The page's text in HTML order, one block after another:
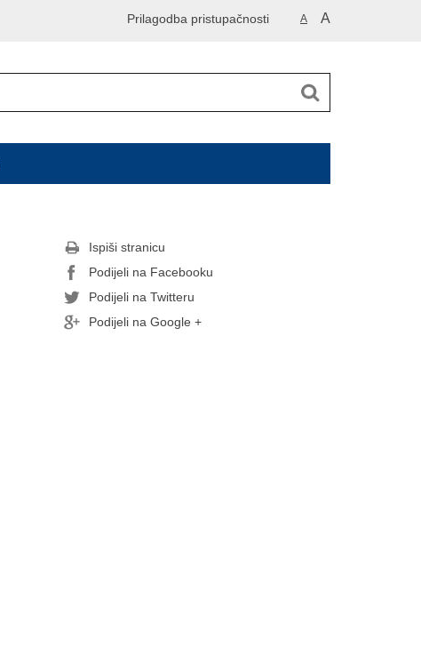
A A
Prilagodba pristupačnosti
Ispiši stranicu
Podijeli na Facebooku
Podijeli na Twitteru
Podijeli na Google +